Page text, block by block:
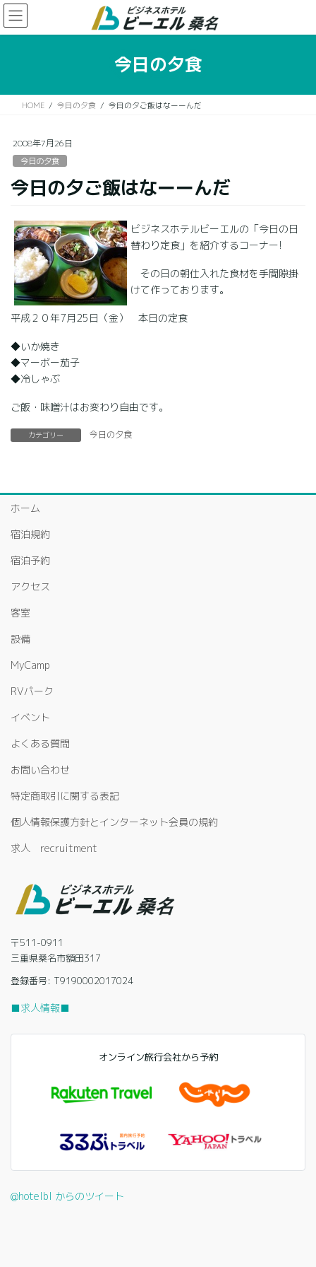
コ
ン
テ
移
ナ
ビ
ゲ
ン
今日の夕食
HOME 今日の夕食 今日の夕ご飯はなーーんだ
2008年7月26日
今日の夕食
今日の夕ご飯はなーーんだ
ビジネスホテルビーエルの「今日の日
替わり定食」を紹介するコーナー!
その日の朝仕入れた食材を手間隙掛
けて作っております。
平成２０年7月25日（金） 本日の定食
◆いか焼き
◆マーボー茄子
◆冷しゃぶ
ご飯・味噌汁はお変わり自由です。
カテゴリー 今日の夕食
ホーム
宿泊規約
宿泊予約
アクセス
客室
設備
MyCamp
RVパーク
イベント
よくある質問
お問い合わせ
特定商取引に関する表記
個人情報保護方針とインターネット会員の規約
求人 recruitment
〒511-0911
三重県桑名市額田317
登録番号: T9190002017024
■求人情報■
オンライン旅行会社から予約
@hotelbl からのツイート